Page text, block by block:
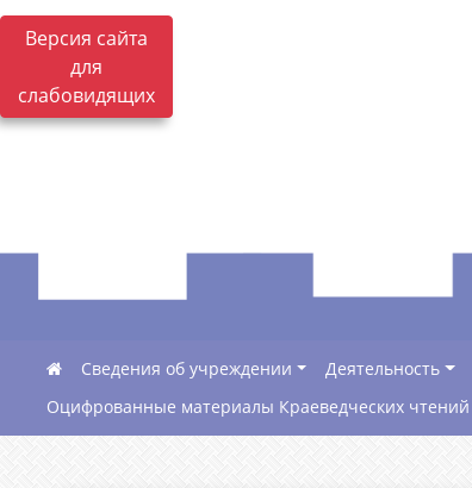
Версия сайта
для
слабовидящих
Сведения об учреждении Деятельность
Оцифрованные материалы Краеведческих чтений